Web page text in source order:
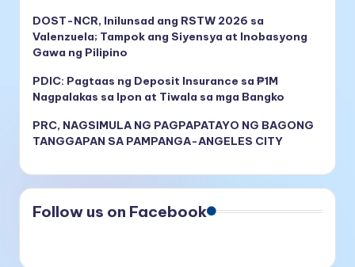
DOST-NCR, Inilunsad ang RSTW 2026 sa
Valenzuela; Tampok ang Siyensya at Inobasyong
Gawa ng Pilipino
PDIC: Pagtaas ng Deposit Insurance sa ₱1M
Nagpalakas sa Ipon at Tiwala sa mga Bangko
PRC, NAGSIMULA NG PAGPAPATAYO NG BAGONG
TANGGAPAN SA PAMPANGA-ANGELES CITY
Follow us on Facebook